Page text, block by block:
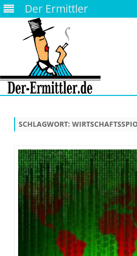
Der Ermittler
SCHLAGWORT: